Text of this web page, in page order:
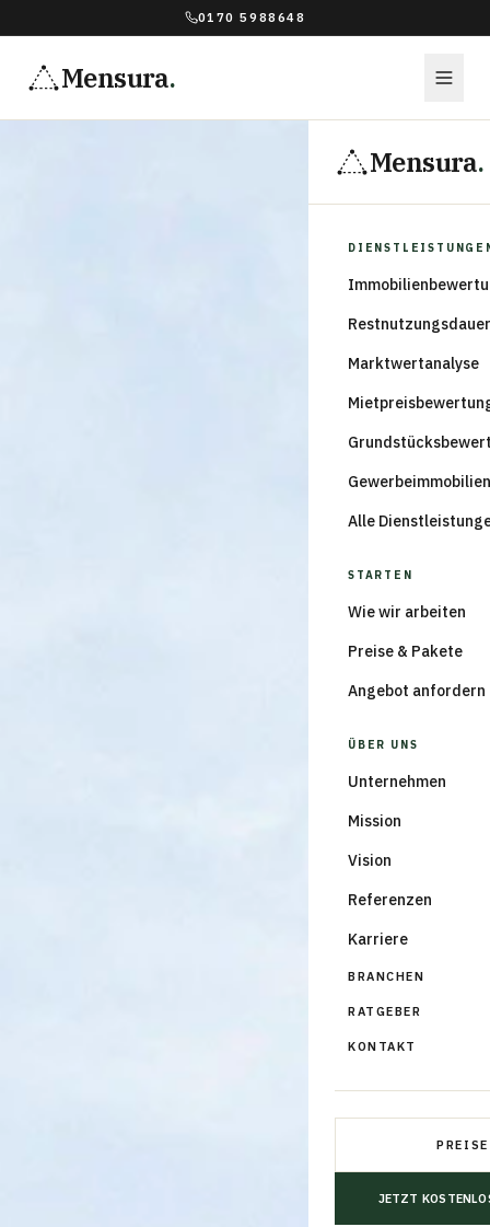
0170 5988648
Mensura.
Mensura.
Marktwertanalyse
Alle
STARTEN
Wie wir arbeiten
Preise & Pakete
Angebot anfordern
ÜBER UNS
Unternehmen
Mission
Vision
Referenzen
Karriere
BRANCHEN
RATGEBER
KONTAKT
PREISE
JETZT